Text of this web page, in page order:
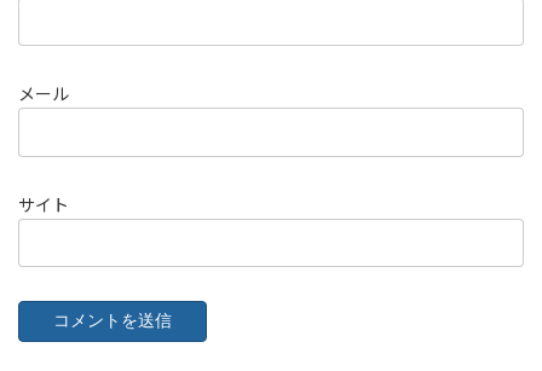
メール
サイト